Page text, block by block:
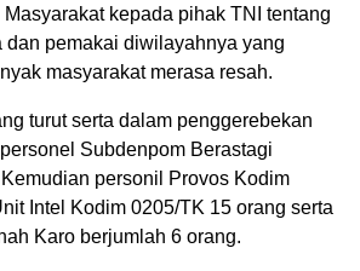
kepada pihak TNI tentang
dan pemakai diwilayahnya yang
masyarakat merasa resah.
turut serta dalam penggerebekan
Subdenpom Berastagi
personil Provos Kodim
Intel Kodim 0205/TK 15 orang serta
Karo berjumlah 6 orang.